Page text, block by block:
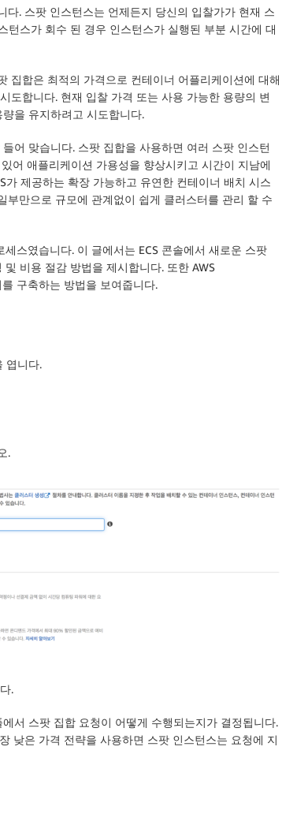
. 스팟 인스턴스는 언제든지 당신의 입찰가가 현재 스
스가 회수 된 경우 인스턴스가 실행된 부분 시간에 대
집합은 최적의 가격으로 컨테이너 어플리케이션에 대해
도합니다. 현재 입찰 가격 또는 사용 가능한 용량의 변
을 유지하려고 시도합니다.
어 맞습니다. 스팟 집합을 사용하면 여러 스팟 인스턴
어 애플리케이션 가용성을 향상시키고 시간이 지남에
제공하는 확장 가능하고 유연한 컨테이너 배치 시스
만으로 규모에 관계없이 쉽게 클러스터를 관리 할 수
스였습니다. 이 글에서는 ECS 콘솔에서 새로운 스팟
비용 절감 방법을 제시합니다. 또한 AWS
구축하는 방법을 보여줍니다.
엽니다.
.
.
서 스팟 집합 요청이 어떻게 수행되는지가 결정됩니다.
낮은 가격 전략을 사용하면 스팟 인스턴스는 요청에 지